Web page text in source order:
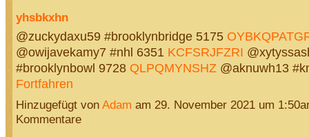
yhsbkxhn
@zuckydaxu59 #brooklynbridge 5175
@owijavekamy7 #nhl 6351 KCFSRJFZRI
#brooklynbowl 9728 QLPQMYNSHZ@aknuwh13
Fortfahren
Hinzugefügt von Adam am 29. November 2021 um
Kommentare